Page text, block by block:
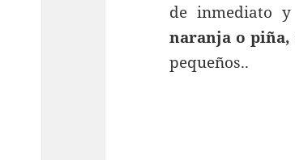
de inmediato y
naranja o piña,
pequeños..